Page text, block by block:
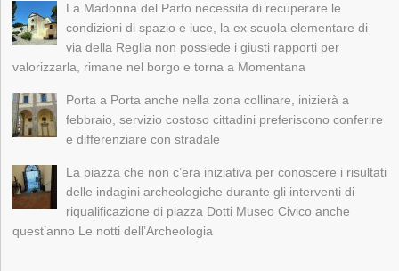
La Madonna del Parto necessita di recuperare le
condizioni di spazio e luce, la ex scuola elementare di
via della Reglia non possiede i giusti rapporti per
valorizzarla, rimane nel borgo e torna a Momentana
Porta a Porta anche nella zona collinare, inizierà a
febbraio, servizio costoso cittadini preferiscono conferire
e differenziare con stradale
La piazza che non c’era iniziativa per conoscere i risultati
delle indagini archeologiche durante gli interventi di
riqualificazione di piazza Dotti Museo Civico anche
quest’anno Le notti dell’Archeologia